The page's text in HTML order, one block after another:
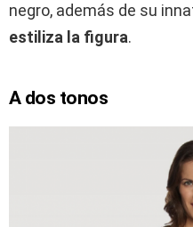
negro, además de su
estiliza la figura.
A dos tonos